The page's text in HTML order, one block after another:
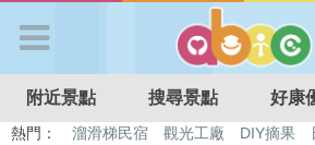
APP登入
附近景點 搜尋景點 好康
熱門： 溜滑梯民宿 觀光工廠 DIY摘果